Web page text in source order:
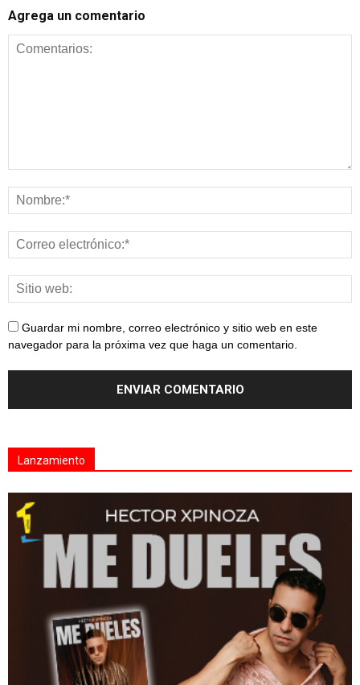
Agrega un comentario
Guardar mi nombre, correo electrónico y sitio web en este
navegador para la próxima vez que haga un comentario.
Lanzamiento